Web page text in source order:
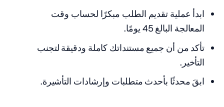
ابدأ عملية تقديم الطلب مبكرًا لحساب وقت
المعالجة البالغ 45 يومًا.
تأكد من أن جميع مستنداتك كاملة ودقيقة لتجنب
التأخير.
ابقَ محدثًا بأحدث متطلبات وإرشادات التأشيرة.